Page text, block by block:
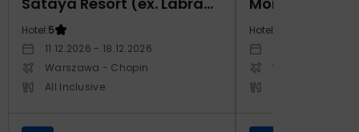
Hotel:5
11.12.2026 - 18.12.2026
Warszawa - Chopin
All Inclusive
Hotel:
Warszawa -